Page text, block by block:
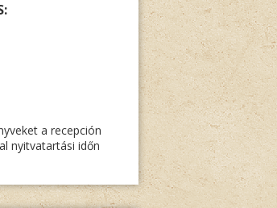
a recepción
nyitvatartási időn